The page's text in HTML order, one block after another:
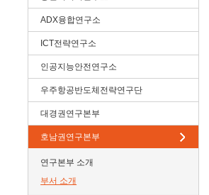
ADX융합연구소
ICT전략연구소
인공지능안전연구소
우주항공반도체전략연구단
대경권연구본부
호남권연구본부
연구본부 소개
부서 소개